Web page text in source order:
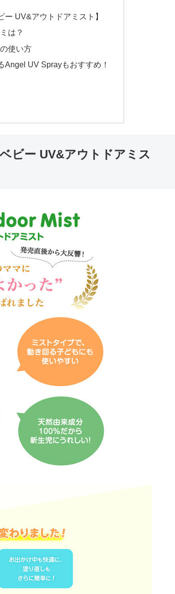
UV&アウトドアミスト】
は？
使い方
UV Sprayもおすすめ！
ビー UV&アウトドアミス